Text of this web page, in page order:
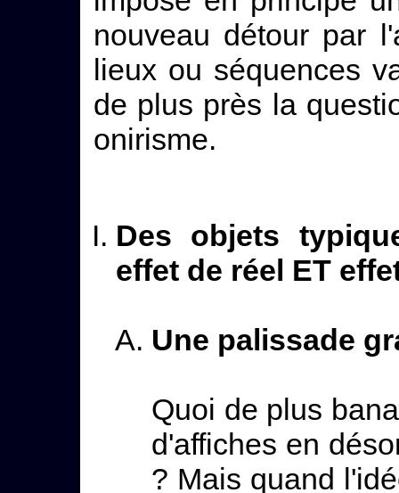
nouveau détour par
lieux ou séquences
de plus près la
onirisme.
Des objets
effet de réel ET
Une palissade
Quoi de plus
d'affiches en
? Mais quand